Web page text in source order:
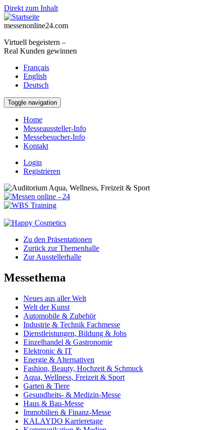
Direkt zum Inhalt
messenonline24.com
Virtuell begeistern –
Real Kunden gewinnen
Français
English
Deutsch
Toggle navigation
Home
Messeaussteller-Info
Messebesucher-Info
Kontakt
Login
Registrieren
Zu den Präsentationen
Zurück zur Themenhalle
Zur Ausstellerhalle
Messethema
Neues aus aller Welt
Welt der Kunst
Automobile & Zubehör
Industrie & Technik Fachmesse
Dienstleistungen, Bildung & Jobs
Einzelhandel & Gastronomie
Elektronic & IT
Energie & Alternativen
Fashion, Beauty, Hochzeit & Schmuck
Aqua, Wellness, Freizeit & Sport
Garten & Tiere
Gesundheits- & Medizin-Messe
Haus & Bau-Messe
Immobilien & Finanz-Messe
KALAYDO Karrieretage